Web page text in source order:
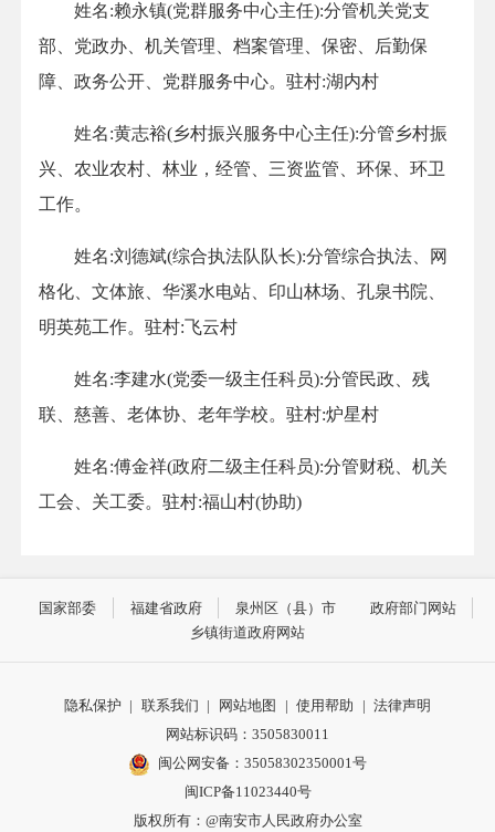
姓名:赖永镇(党群服务中心主任):分管机关党支
部、党政办、机关管理、档案管理、保密、后勤保
障、政务公开、党群服务中心。驻村:湖内村
姓名:黄志裕(乡村振兴服务中心主任):分管乡村振
兴、农业农村、林业，经管、三资监管、环保、环卫
工作。
姓名:刘德斌(综合执法队队长):分管综合执法、网
格化、文体旅、华溪水电站、印山林场、孔泉书院、
明英苑工作。驻村:飞云村
姓名:李建水(党委一级主任科员):分管民政、残
联、慈善、老体协、老年学校。驻村:炉星村
姓名:傅金祥(政府二级主任科员):分管财税、机关
工会、关工委。驻村:福山村(协助)
国家部委 福建省政府 泉州区（县）市
政府部门网站
乡镇街道政府网站
隐私保护 | 联系我们 | 网站地图 | 使用帮助 | 法律声明
网站标识码：3505830011
闽公网安备：35058302350001号
闽ICP备11023440号
版权所有：@南安市人民政府办公室